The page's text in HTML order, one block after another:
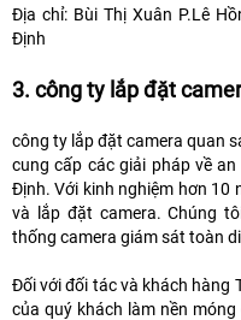
Địa chỉ: Bùi Thị Xuân P.Lê
Định
3. công ty lắp đặt
công ty lắp đặt camera quan
cung cấp các giải pháp về
Định. Với kinh nghiệm hơn 10
và lắp đặt camera. Chúng
thống camera giám sát toàn
Đối với đối tác và khách hàng
của quý khách làm nền